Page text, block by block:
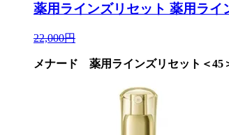
薬用ラインズリセット 薬用ライ
22,000円
メナード 薬用ラインズリセット＜45